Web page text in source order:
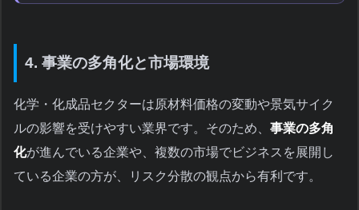
4. 事業の多角化と市場環境
化学・化成品セクターは原材料価格の変動や景気サイク
ルの影響を受けやすい業界です。そのため、 事業の多角
化が進んでいる企業や、複数の市場でビジネスを展開し
ている企業の方が、リスク分散の観点から有利です。